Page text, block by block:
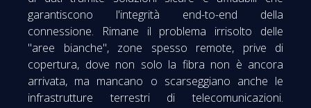
garantiscono l'integrità end-to-end della
connessione. Rimane il problema irrisolto delle
"aree bianche", zone spesso remote, prive di
copertura, dove non solo la fibra non è ancora
arrivata, ma mancano o scarseggiano anche le
infrastrutture terrestri di telecomunicazioni.